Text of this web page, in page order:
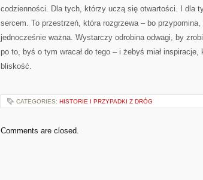
codzienności. Dla tych, którzy uczą się otwartości. I dla
sercem. To przestrzeń, która rozgrzewa – bo
jednocześnie ważna. Wystarczy odrobina odwagi, by
po to, byś o tym wracał do tego – i żebyś miał
bliskość.
CATEGORIES: HISTORIE I PRZYPADKI Z DRÓG
Comments are closed.